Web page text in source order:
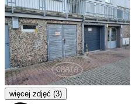
więcej zdjęć (3)